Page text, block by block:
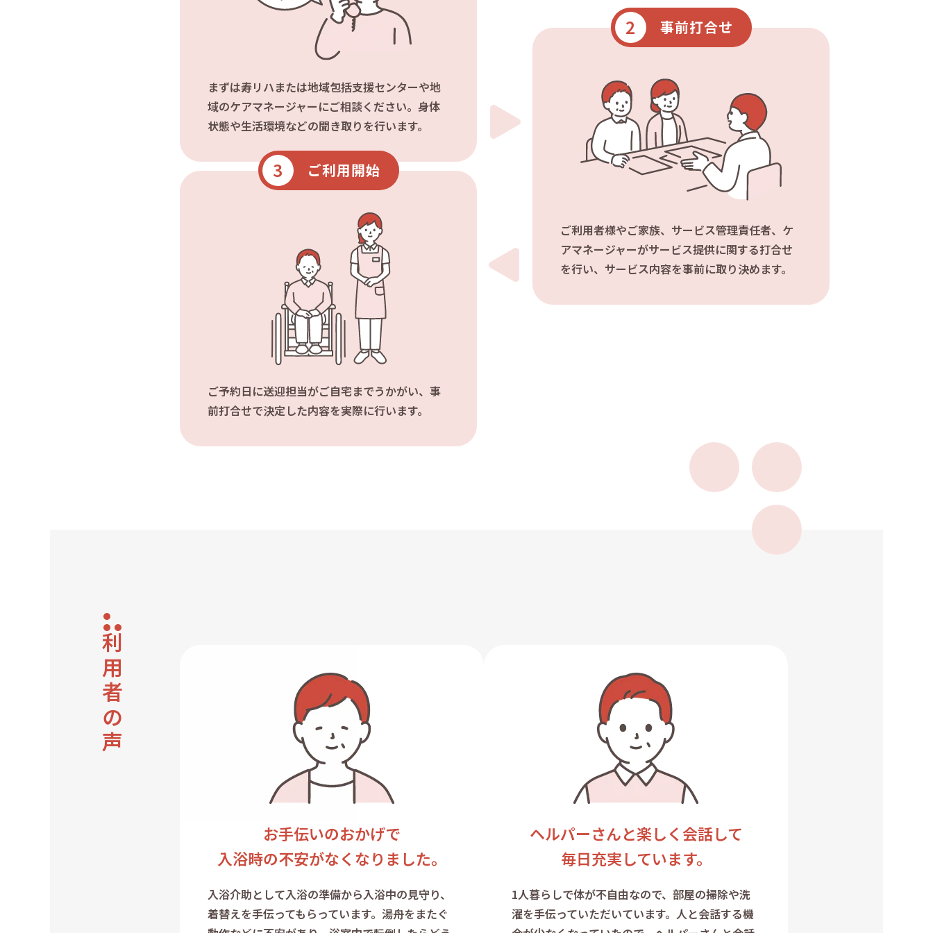
まずは寿リハまたは地域包括支援センターや地
域のケアマネージャーにご相談ください。身体
状態や生活環境などの聞き取りを行います。
2 事前打合せ
ご利用者様やご家族、サービス管理責任者、ケ
アマネージャーがサービス提供に関する打合せ
を行い、サービス内容を事前に取り決めます。
3 ご利用開始
ご予約日に送迎担当がご自宅までうかがい、事
前打合せで決定した内容を実際に行います。
利用者の声
お手伝いのおかげで
入浴時の不安がなくなりました。
入浴介助として入浴の準備から入浴中の見守り、
着替えを手伝ってもらっています。湯舟をまたぐ
ヘルパーさんと楽しく会話して
毎日充実しています。
1人暮らしで体が不自由なので、部屋の掃除や洗
濯を手伝っていただいています。人と会話する機